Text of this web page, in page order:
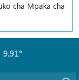
cha Mpaka cha
9.91°